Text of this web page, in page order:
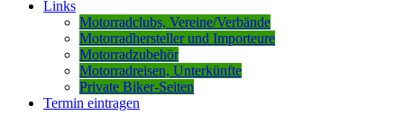
Links
Motorradclubs, Vereine/Verbände
Motorradhersteller und Importeure
Motorradzubehör
Motorradreisen, Unterkünfte
Private Biker-Seiten
Termin eintragen